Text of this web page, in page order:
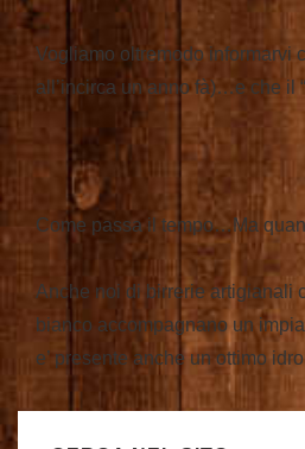
Vogliamo oltremodo informarvi
all’incirca un anno fà)…e che il
Come passa il tempo…Ma
Anche noi di birrerie artigianali
bianco accompagnano un
e’ presente anche un ottimo